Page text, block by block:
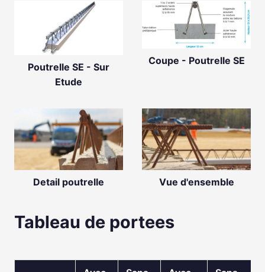
Poutrelle SE - Sur
Etude
Coupe - Poutrelle SE
Detail poutrelle Vue d'ensemble
Tableau de portees